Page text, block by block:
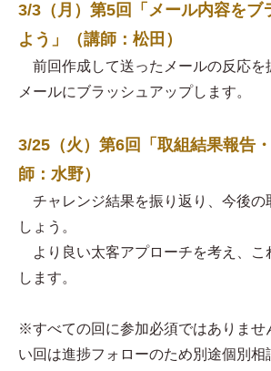
3/3（月）第5回「メール内容をブ
よう」（講師：松田）
前回作成して送ったメールの反応を
メールにブラッシュアップします。
3/25（火）第6回「取組結果報告
師：水野）
チャレンジ結果を振り返り、今後の
しょう。
より良い太客アプローチを考え、こ
します。
※すべての回に参加必須ではありませ
い回は進捗フォローのため別途個別相